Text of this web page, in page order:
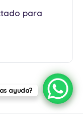
para
ayuda?